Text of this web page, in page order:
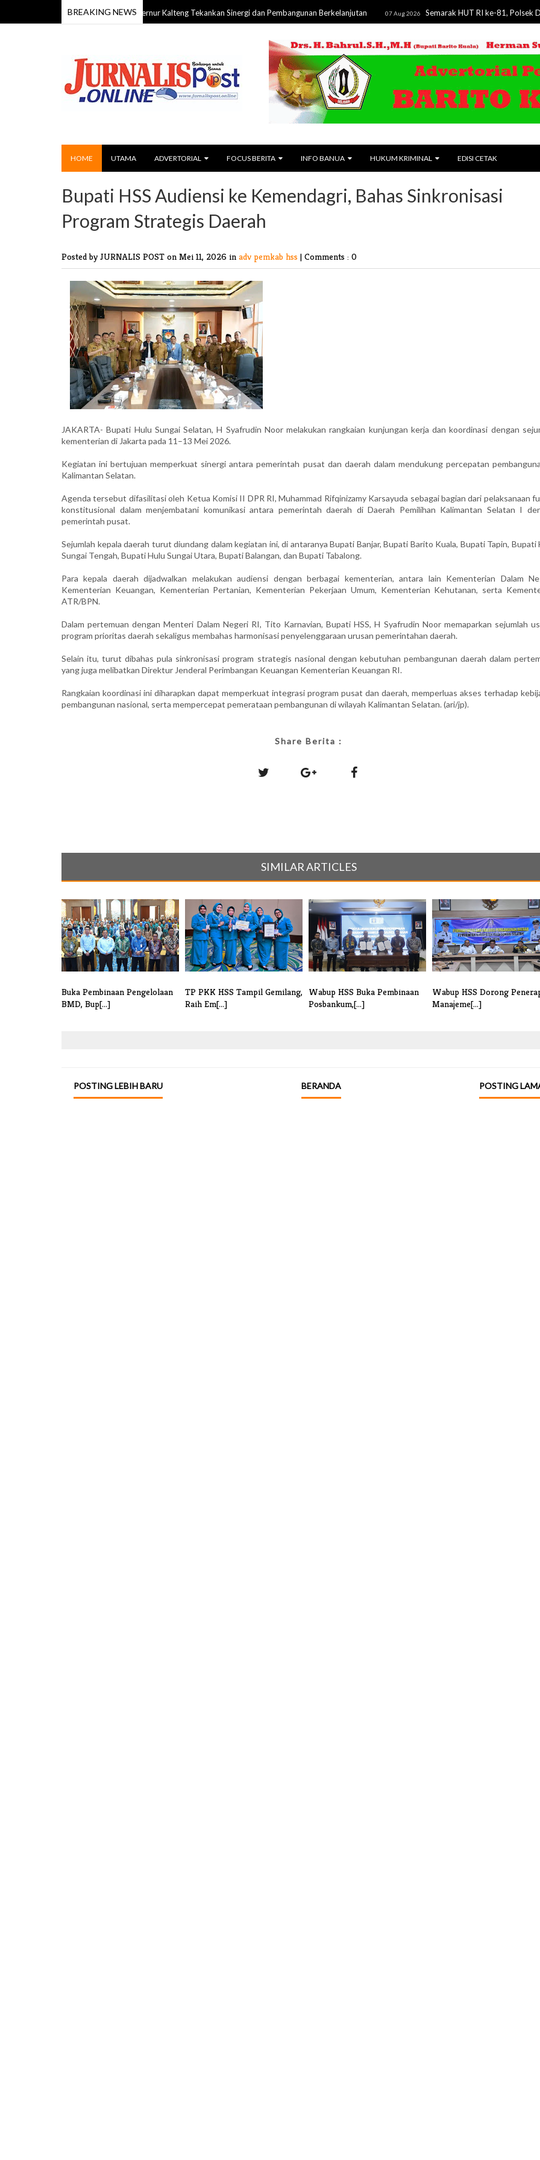
BREAKING NEWS
HUT ke-24 Barito Timur, Gubernur Kalteng Tekankan Sinergi dan Pembangunan Berkelanjutan 07 Aug 2026 Semarak HUT RI ke-81, Polsek Dusun
HOME UTAMA ADVERTORIAL FOCUS BERITA INFO BANUA HUKUM KRIMINAL EDISI CETAK
Bupati HSS Audiensi ke Kemendagri, Bahas Sinkronisasi
Program Strategis Daerah
Posted by JURNALIS POST on Mei 11, 2026 in adv pemkab hss | Comments : 0
JAKARTA- Bupati Hulu Sungai Selatan, H Syafrudin Noor melakukan rangkaian kunjungan kerja dan koordinasi dengan
kementerian di Jakarta pada 11–13 Mei 2026.
Kegiatan ini bertujuan memperkuat sinergi antara pemerintah pusat dan daerah dalam mendukung percepatan
Kalimantan Selatan.
Agenda tersebut difasilitasi oleh Ketua Komisi II DPR RI, Muhammad Rifqinizamy Karsayuda sebagai bagian dari pelaksanaan
konstitusional dalam menjembatani komunikasi antara pemerintah daerah di Daerah Pemilihan Kalimantan Selatan I
pemerintah pusat.
Sejumlah kepala daerah turut diundang dalam kegiatan ini, di antaranya Bupati Banjar, Bupati Barito Kuala, Bupati Tapin, Bupati
Sungai Tengah, Bupati Hulu Sungai Utara, Bupati Balangan, dan Bupati Tabalong.
Para kepala daerah dijadwalkan melakukan audiensi dengan berbagai kementerian, antara lain Kementerian Dalam
Kementerian Keuangan, Kementerian Pertanian, Kementerian Pekerjaan Umum, Kementerian Kehutanan, serta
ATR/BPN.
Dalam pertemuan dengan Menteri Dalam Negeri RI, Tito Karnavian, Bupati HSS, H Syafrudin Noor memaparkan sejumlah
program prioritas daerah sekaligus membahas harmonisasi penyelenggaraan urusan pemerintahan daerah.
Selain itu, turut dibahas pula sinkronisasi program strategis nasional dengan kebutuhan pembangunan daerah dalam
yang juga melibatkan Direktur Jenderal Perimbangan Keuangan Kementerian Keuangan RI.
Rangkaian koordinasi ini diharapkan dapat memperkuat integrasi program pusat dan daerah, memperluas akses terhadap
pembangunan nasional, serta mempercepat pemerataan pembangunan di wilayah Kalimantan Selatan. (ari/jp).
Share Berita :
SIMILAR ARTICLES
Buka Pembinaan Pengelolaan
BMD, Bup[...]
TP PKK HSS Tampil Gemilang,
Raih Em[...]
Wabup HSS Buka Pembinaan
Posbankum,[...]
Wabup HSS Dorong
Manajeme[...]
POSTING LEBIH BARU POSTING
BERANDA